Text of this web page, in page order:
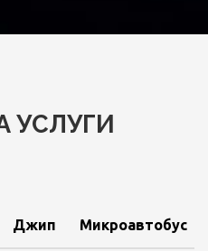
УСЛУГИ
Джип Микроавтобус